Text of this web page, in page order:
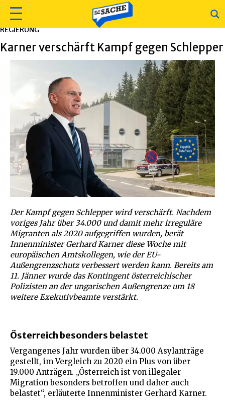
REGIERUNG
Karner verschärft Kampf gegen Schlepper
Der Kampf gegen Schlepper wird verschärft. Nachdem
voriges Jahr über 34.000 und damit mehr irreguläre
Migranten als 2020 aufgegriffen wurden, berät
Innenminister Gerhard Karner diese Woche mit
europäischen Amtskollegen, wie der EU-
Außengrenzschutz verbessert werden kann. Bereits am
11. Jänner wurde das Kontingent österreichischer
Polizisten an der ungarischen Außengrenze um 18
weitere Exekutivbeamte verstärkt.
Österreich besonders belastet
Vergangenes Jahr wurden über 34.000 Asylanträge
gestellt, im Vergleich zu 2020 ein Plus von über
19.000 Anträgen. „Österreich ist von illegaler
Migration besonders betroffen und daher auch
belastet“, erläuterte Innenminister Gerhard Karner.